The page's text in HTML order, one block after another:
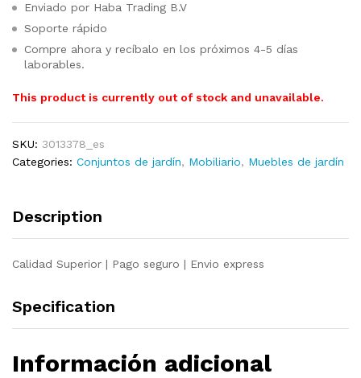
Enviado por Haba Trading B.V
Soporte rápido
Compre ahora y recíbalo en los próximos 4-5 días
laborables.
This product is currently out of stock and unavailable.
SKU: 3013378_es
Categories: Conjuntos de jardín, Mobiliario, Muebles de jardín
Description
Calidad Superior | Pago seguro | Envio express
Specification
Información adicional